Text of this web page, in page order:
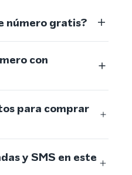
número gratis?
con
para comprar
y SMS en este